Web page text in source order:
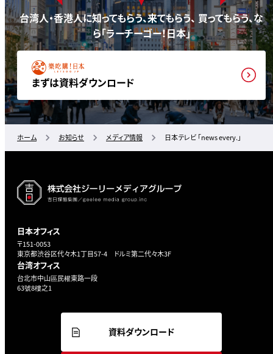
台湾人・香港人に知ってもらう、来てもらう、 買ってもらう、な
ら「ラーチーゴー！日本」
まずは資料ダウンロード
ホーム お知らせ メディア情報 日本テレビ 「news every.」
日本オフィス
〒151-0053
東京都渋谷区代々木1丁目57-4 ドルミ第二代々木3F
台湾オフィス
台北市中山區民權東路一段
63號8樓之1
資料ダウンロード